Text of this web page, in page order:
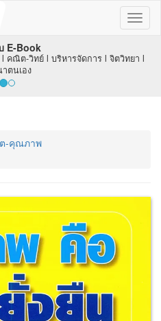
E-Book
คณิต-วิทย์ l บริหารจัดการ l จิตวิทยา l
ตนเอง
ต-คุณภาพ